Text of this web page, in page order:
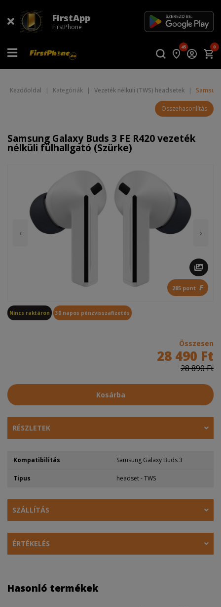
FirstApp
FirstPhone
45 0
Kezdőoldal | Kategóriák | Vezeték nélküli (TWS) headsetek |
Összehasonlítás
Samsung Galaxy Buds 3 FE R420 vezeték
nélküli fülhallgató (Szürke)
‹ ›
285 pont F
Nincs raktáron 30 napos pénzvisszafizetés
Összesen
28 490 Ft
28 890 Ft
Kosárba
RÉSZLETEK
Kompatibilitás Samsung Galaxy Buds 3
Tipus headset - TWS
SZÁLLÍTÁS
ÉRTÉKELÉS
Hasonló termékek